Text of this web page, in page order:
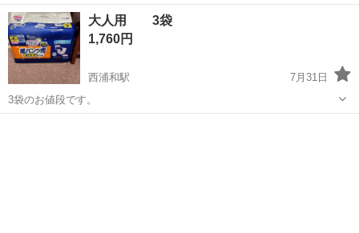
ト・喫煙者いません。 よろしくお願い致します。
埼玉 さいたま市 西浦和駅
大人用 3袋
1,760円
西浦和駅
7月31日
3袋のお値段です。